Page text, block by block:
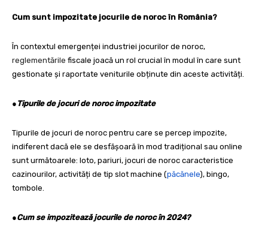
Cum sunt impozitate jocurile de noroc în România?
În contextul emergenței industriei jocurilor de noroc,
reglementările fiscale joacă un rol crucial în modul în care sunt
gestionate și raportate veniturile obținute din aceste activități.
● Tipurile de jocuri de noroc impozitate
Tipurile de jocuri de noroc pentru care se percep impozite,
indiferent dacă ele se desfășoară în mod tradițional sau online
sunt următoarele: loto, pariuri, jocuri de noroc caracteristice
cazinourilor, activități de tip slot machine (păcănele), bingo,
tombole.
●Cum se impozitează jocurile de noroc în 2024?